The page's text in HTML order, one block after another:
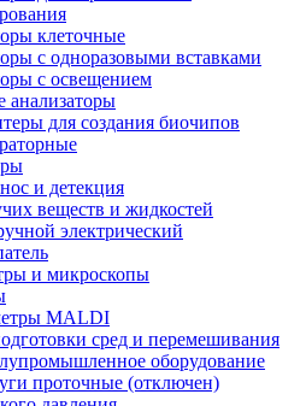
клеточные
с одноразовыми вставками
с освещением
анализаторы
для создания биочипов
и детекция
веществ и жидкостей
электрический
и микроскопы
MALDI
сред и перемешивания
оборудование
проточные (отключен)